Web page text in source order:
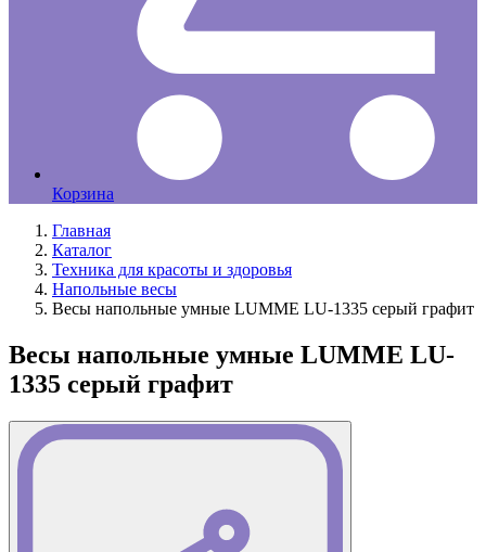
Корзина
Главная
Каталог
Техника для красоты и здоровья
Напольные весы
Весы напольные умные LUMME LU-1335 серый графит
Весы напольные умные LUMME LU-
1335 серый графит